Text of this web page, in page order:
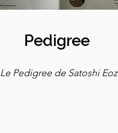
Pedigree
Le Pedigree de Satoshi Eoz